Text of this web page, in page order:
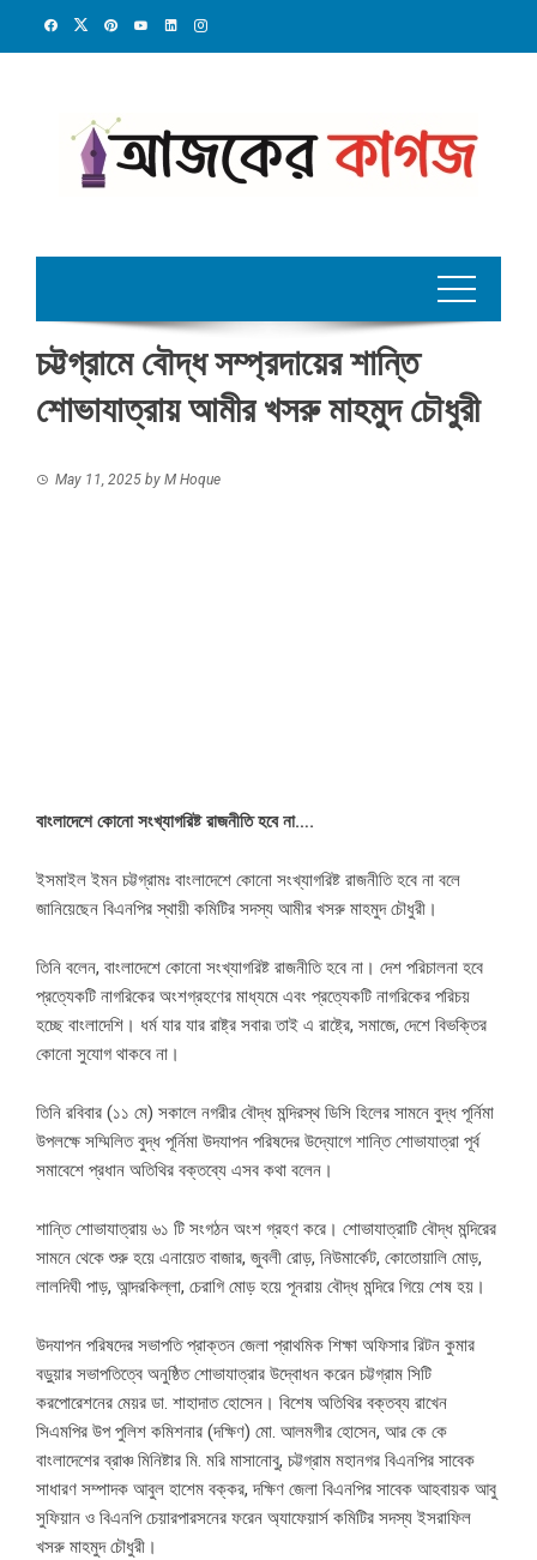
চট্টগ্রামে বৌদ্ধ সম্প্রদায়ের শান্তি
শোভাযাত্রায় আমীর খসরু মাহমুদ চৌধুরী
May 11, 2025 by M Hoque
বাংলাদেশে কোনো সংখ্যাগরিষ্ট রাজনীতি হবে না….
ইসমাইল ইমন চট্টগ্রামঃ বাংলাদেশে কোনো সংখ্যাগরিষ্ট রাজনীতি হবে না বলে
জানিয়েছেন বিএনপির স্থায়ী কমিটির সদস্য আমীর খসরু মাহমুদ চৌধুরী।
তিনি বলেন, বাংলাদেশে কোনো সংখ্যাগরিষ্ট রাজনীতি হবে না। দেশ পরিচালনা হবে
প্রত্যেকটি নাগরিকের অংশগ্রহণের মাধ্যমে এবং প্রত্যেকটি নাগরিকের পরিচয়
হচ্ছে বাংলাদেশি। ধর্ম যার যার রাষ্ট্র সবার৷ তাই এ রাষ্ট্রে, সমাজে, দেশে বিভক্তির
কোনো সুযোগ থাকবে না।
তিনি রবিবার (১১ মে) সকালে নগরীর বৌদ্ধ মন্দিরস্থ ডিসি হিলের সামনে বুদ্ধ পূর্নিমা
উপলক্ষে সম্মিলিত বুদ্ধ পূর্নিমা উদযাপন পরিষদের উদ্যোগে শান্তি শোভাযাত্রা পূর্ব
সমাবেশে প্রধান অতিথির বক্তব্যে এসব কথা বলেন।
শান্তি শোভাযাত্রায় ৬১ টি সংগঠন অংশ গ্রহণ করে। শোভাযাত্রাটি বৌদ্ধ মন্দিরের
সামনে থেকে শুরু হয়ে এনায়েত বাজার, জুবলী রোড়, নিউমার্কেট, কোতোয়ালি মোড়,
লালদিঘী পাড়, আন্দরকিল্লা, চেরাগি মোড় হয়ে পূনরায় বৌদ্ধ মন্দিরে গিয়ে শেষ হয়।
উদযাপন পরিষদের সভাপতি প্রাক্তন জেলা প্রাথমিক শিক্ষা অফিসার রিটন কুমার
বড়ুয়ার সভাপতিত্বে অনুষ্ঠিত শোভাযাত্রার উদ্বোধন করেন চট্টগ্রাম সিটি
করপোরেশনের মেয়র ডা. শাহাদাত হোসেন। বিশেষ অতিথির বক্তব্য রাখেন
সিএমপির উপ পুলিশ কমিশনার (দক্ষিণ) মো. আলমগীর হোসেন, আর কে কে
বাংলাদেশের ব্রাঞ্চ মিনিষ্টার মি. মরি মাসানোবু, চট্টগ্রাম মহানগর বিএনপির সাবেক
সাধারণ সম্পাদক আবুল হাশেম বক্কর, দক্ষিণ জেলা বিএনপির সাবেক আহবায়ক আবু
সুফিয়ান ও বিএনপি চেয়ারপারসনের ফরেন অ্যাফেয়ার্স কমিটির সদস্য ইসরাফিল
খসরু মাহমুদ চৌধুরী।